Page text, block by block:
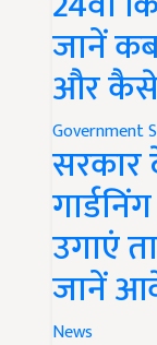
जानें
और
Government
सरकार
उगाएं
जानें
News